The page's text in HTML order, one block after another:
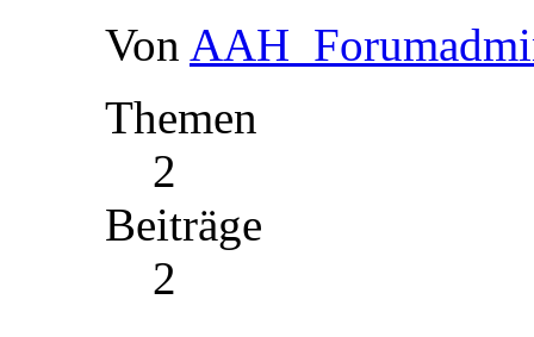
Von
Themen
2
Beiträge
2